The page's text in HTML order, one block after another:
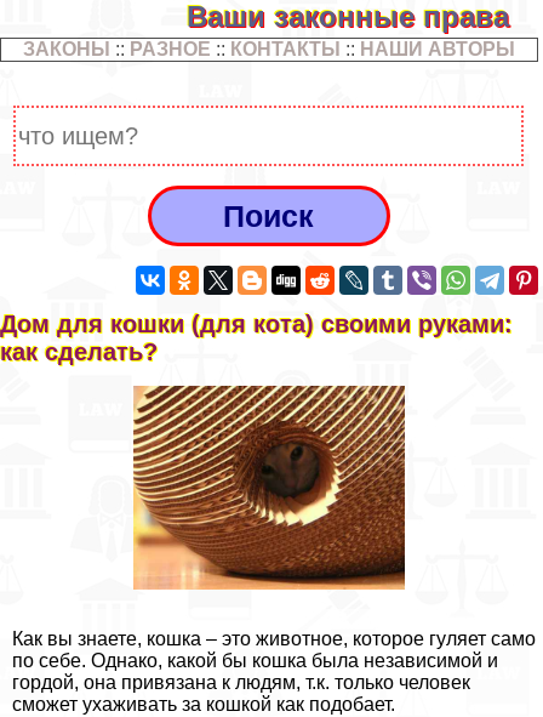
Ваши законные права
ЗАКОНЫ :: РАЗНОЕ :: КОНТАКТЫ :: НАШИ АВТОРЫ
Дом для кошки (для кота) своими руками:
как сделать?
Как вы знаете, кошка – это животное, которое гуляет само
по себе. Однако, какой бы кошка была независимой и
гордой, она привязана к людям, т.к. только человек
сможет ухаживать за кошкой как подобает.